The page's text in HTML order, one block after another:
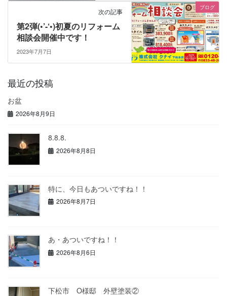
ブログ
次の記事
第2弾(•’-‘•)初夏のリフォーム
相談会開催中です！
2023年7月7日
最近の投稿
お盆
2026年8月9日
8.8.8.
2026年8月8日
特に、今日もあついですね！！
2026年8月7日
あ・あついですね！！
2026年8月6日
下松市 O様邸 外壁塗装②